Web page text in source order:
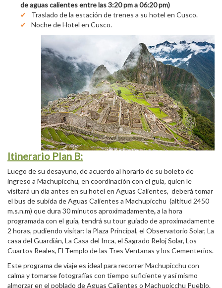
de aguas calientes entre las 3:20 pm a 06:20 pm)
Traslado de la estación de trenes a su hotel en Cusco.
Noche de Hotel en Cusco.
Itinerario Plan B:
Luego de su desayuno, de acuerdo al horario de su boleto de
ingreso a Machupicchu, en coordinación con el guía, quien le
visitará un día antes en su hotel en Aguas Calientes, deberá tomar
el bus de subida de Aguas Calientes a Machupicchu (altitud 2450
m.s.n.m) que dura 30 minutos aproximadamente,a la hora
programada con el guía, tendrá su tour guiado de aproximadamente
2 horas, pudiendo visitar: la Plaza Principal, el Observatorio Solar, La
casa del Guardián, La Casa del Inca, el Sagrado Reloj Solar, Los
Cuartos Reales, El Templo de las Tres Ventanas y los Cementerios.
Este programa de viaje es ideal para recorrer Machupicchu con
calma y tomarse fotografías con tiempo suficiente y así mismo
almorzar en el poblado de Aguas Calientes o Machupicchu Pueblo.